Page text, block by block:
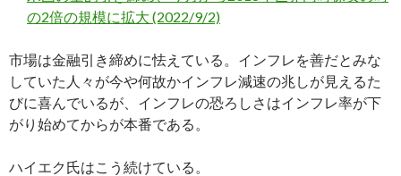
の2倍の規模に拡大 (2022/9/2)
市場は金融引き締めに怯えている。インフレを善だとみな
していた人々が今や何故かインフレ減速の兆しが見えるた
びに喜んでいるが、インフレの恐ろしさはインフレ率が下
がり始めてからが本番である。
ハイエク氏はこう続けている。